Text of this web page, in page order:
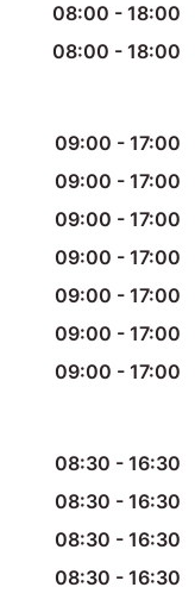
08:00 - 18:00
08:00 - 18:00
09:00 - 17:00
09:00 - 17:00
09:00 - 17:00
09:00 - 17:00
09:00 - 17:00
09:00 - 17:00
09:00 - 17:00
08:30 - 16:30
08:30 - 16:30
08:30 - 16:30
08:30 - 16:30